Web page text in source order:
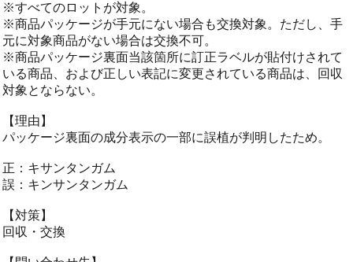
※すべてのロットが対象。
※商品パッケージが手元にない場合も交換対象。ただし、手
元に対象商品がない場合は交換不可。
※商品パッケージ裏面当該箇所に訂正ラベルが貼付けされて
いる商品、および正しい表記に変更されている商品は、回収
対象とならない。
【理由】
パッケージ裏面の成分表示の一部に誤植が判明したため。
正：キサンタンガム
誤：キンサンタンガム
【対策】
回収・交換